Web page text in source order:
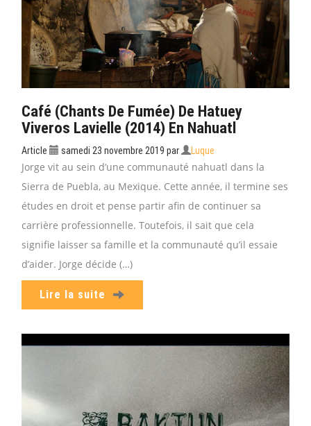
Café (chants De Fumée) De Hatuey
Viveros Lavielle (2014) En Nahuatl
Article samedi 23 novembre 2019 par Luque
Jorge vit au sein d’une communauté nahuatl dans la
Sierra de Puebla, au Mexique. Cette année, il termine ses
études en droit et pense partir afin de continuer sa
carrière professionnelle. Toutefois, il sait que cela
signifie laisser sa famille et la communauté qu’il essaie
d’aider. Jorge décide (…)
Lire la suite